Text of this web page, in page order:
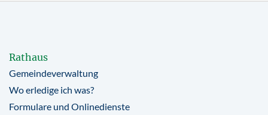
Rathaus
Gemeindeverwaltung
Wo erledige ich was?
Formulare und Onlinedienste